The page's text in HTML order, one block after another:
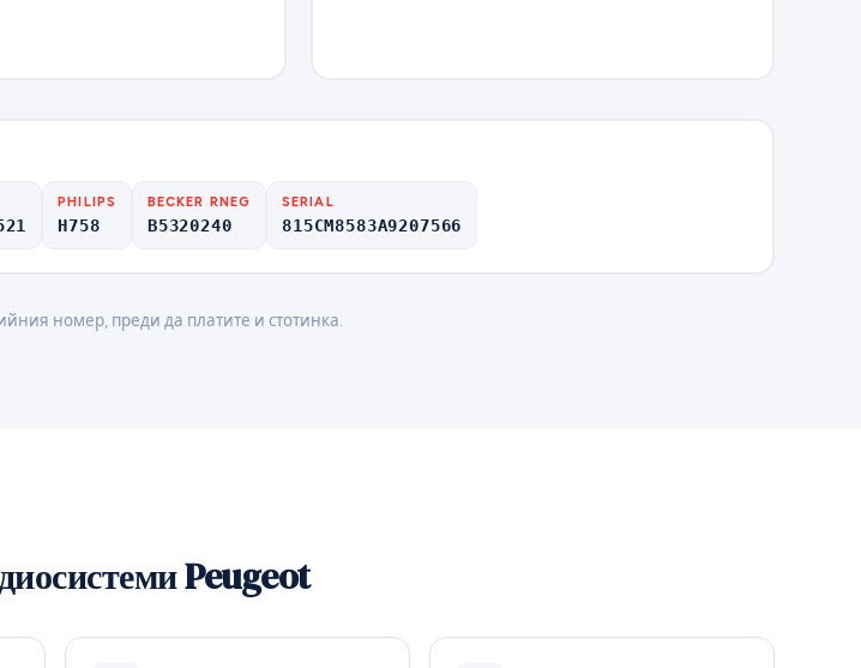
PHILIPS
H758
BECKER RNEG
B5320240
SERIAL
815CM8583A9207566
номер, преди да платите и стотинка.
Peugeot